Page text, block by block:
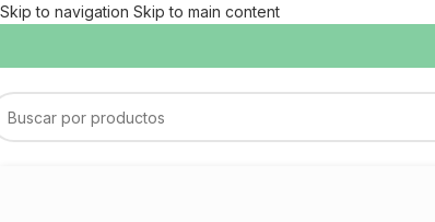
Skip to navigation Skip to main content